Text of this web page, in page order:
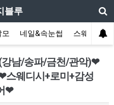
블루
모 네일&속눈썹 스웨디시(
남/송파/금천/관악)❤
스웨디시+로미+감성
❤